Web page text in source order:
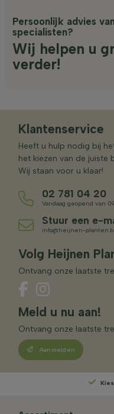
Persoonlijk advies
specialisten?
Wij helpen u
verder!
Klantenservice
Heeft u hulp nodig bij
het kiezen van de juiste
Wij staan voor u klaar!
02 781 04 20
Vandaag geopend van
Stuur een e-
info@heijnen-
Volg Heijnen
Ontvang onze laatste
Meld u nu aan!
Ontvang onze laatste
Aanmelden